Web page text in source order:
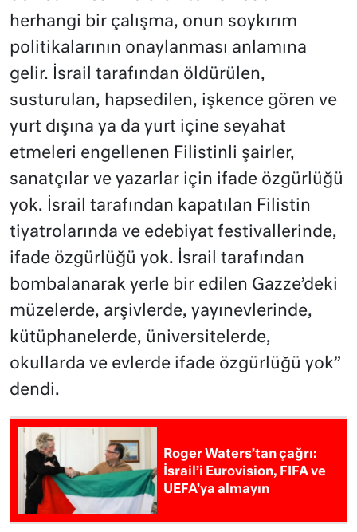
herhangi bir çalışma, onun soykırım
politikalarının onaylanması anlamına
gelir. İsrail tarafından öldürülen,
susturulan, hapsedilen, işkence gören ve
yurt dışına ya da yurt içine seyahat
etmeleri engellenen Filistinli şairler,
sanatçılar ve yazarlar için ifade özgürlüğü
yok. İsrail tarafından kapatılan Filistin
tiyatrolarında ve edebiyat festivallerinde,
ifade özgürlüğü yok. İsrail tarafından
bombalanarak yerle bir edilen Gazze’deki
müzelerde, arşivlerde, yayınevlerinde,
kütüphanelerde, üniversitelerde,
okullarda ve evlerde ifade özgürlüğü yok”
dendi.
Roger Waters’tan çağrı:
İsrail’i Eurovision, FIFA ve
UEFA’ya almayın